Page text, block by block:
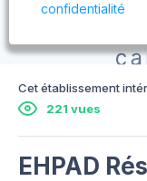
Cet établissement
221 vues
EHPAD
confidentialité